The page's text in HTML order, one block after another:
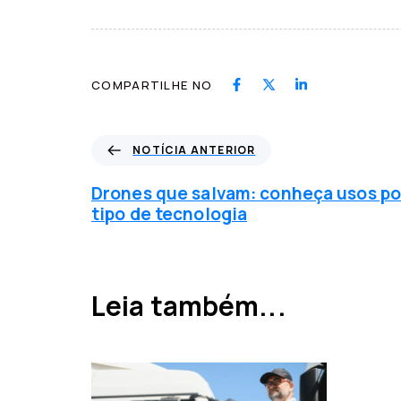
COMPARTILHE NO
t
í
c
n
r
i
NOTÍCIA ANTERIOR
Drones que salvam: conheça usos
tipo de tecnologia
Leia também...